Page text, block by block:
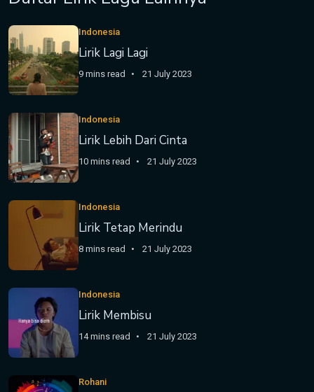
Indonesia
Lirik Lagi Lagi
9 mins read 21 July 2023
Indonesia
Lirik Lebih Dari Cinta
10 mins read 21 July 2023
Indonesia
Lirik Tetap Merindu
8 mins read 21 July 2023
Indonesia
Lirik Membisu
14 mins read 21 July 2023
Rohani